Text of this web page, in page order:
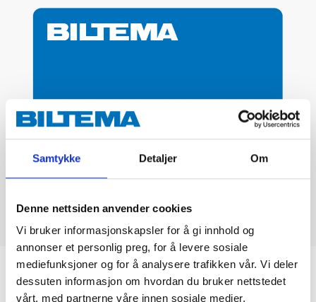
Samtykke Detaljer Om
Denne nettsiden anvender cookies
Vi bruker informasjonskapsler for å gi innhold og
annonser et personlig preg, for å levere sosiale
mediefunksjoner og for å analysere trafikken vår. Vi deler
dessuten informasjon om hvordan du bruker nettstedet
vårt, med partnerne våre innen sosiale medier,
Biltemakortet